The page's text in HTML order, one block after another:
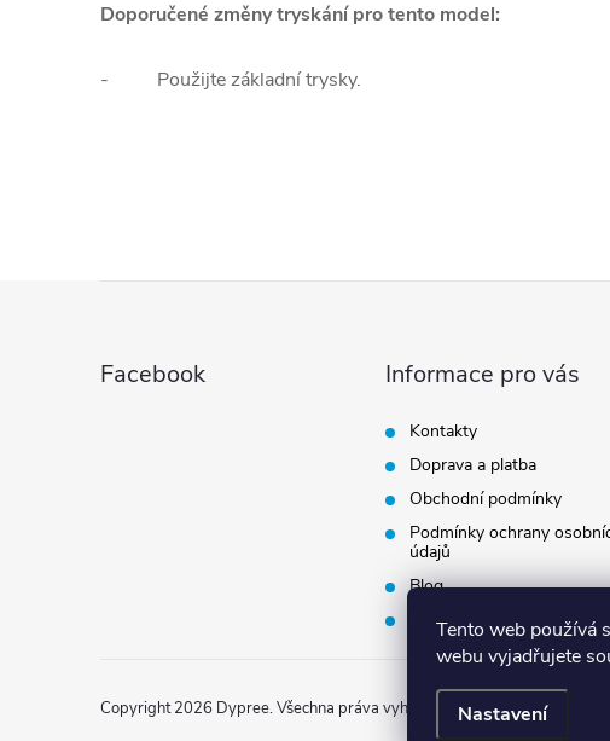
Tento web používá
webu vyjadřujete
Nastavení
Doporučené změny tryskání pro tento model:
- Použijte základní trysky.
Facebook Informace pro vás
Kontakty
Doprava a platba
Obchodní podmínky
Podmínky ochrany
údajů
Blog
Vrácení zboží
Copyright 2026 Dypree. Všechna práva vyhrazena.